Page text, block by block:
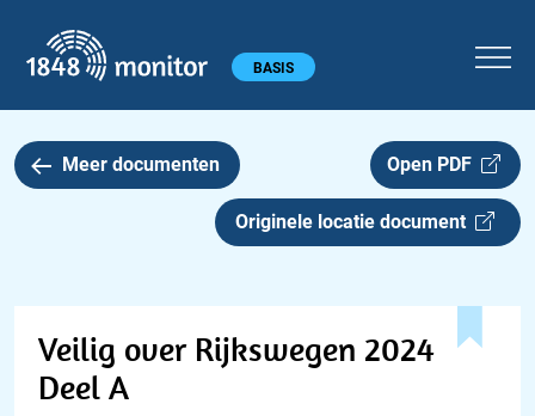
Hoofdmenu BASIS
Meer documenten Open PDF
Originele locatie document
Veilig over Rijkswegen 2024
Deel A